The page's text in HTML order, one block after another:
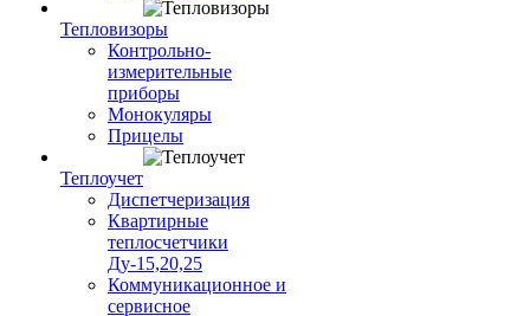
Тепловизоры
Контрольно-
измерительные
приборы
Монокуляры
Прицелы
Теплоучет
Диспетчеризация
Квартирные
теплосчетчики
Ду-15,20,25
Коммуникационное и
сервисное